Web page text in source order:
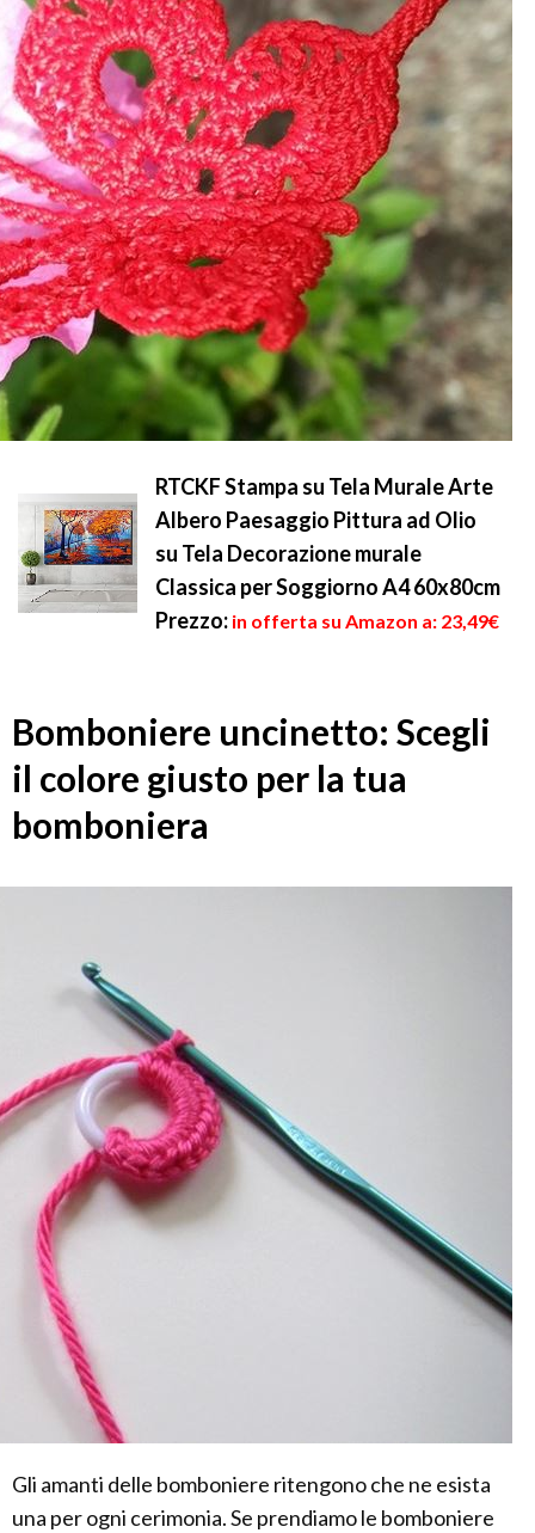
RTCKF Stampa su Tela Murale Arte
Albero Paesaggio Pittura ad Olio
su Tela Decorazione murale
Classica per Soggiorno A4 60x80cm
Prezzo: in offerta su Amazon a: 23,49€
Bomboniere uncinetto: Scegli
il colore giusto per la tua
bomboniera
Gli amanti delle bomboniere ritengono che ne esista
una per ogni cerimonia. Se prendiamo le bomboniere